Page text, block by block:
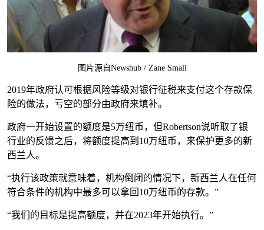
图片源自Newshub / Zane Small
2019年政府认可根据风险等级对银行征税来支付这个存款保
险的做法，亏空的部分由政府来填补。
政府一开始设置的额度是5万纽币，但Robertson说听取了银
行业的反馈之后，将额度提高到10万纽币，来保护更多的新
西兰人。
“执行该政策就意味着，机构倒闭的情况下，新西兰人在任何
符合条件的机构中最多可以拿回10万纽币的存款。”
“我们的目标是提高额度，并在2023年开始执行。”